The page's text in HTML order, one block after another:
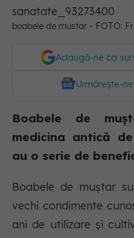
boabele de mustar - FOTO:
Adaugă-ne ca
Urmărește-
Boabele de
medicina antică
au o serie de
Boabele de muștar
vechi condimente
ani de utilizare și